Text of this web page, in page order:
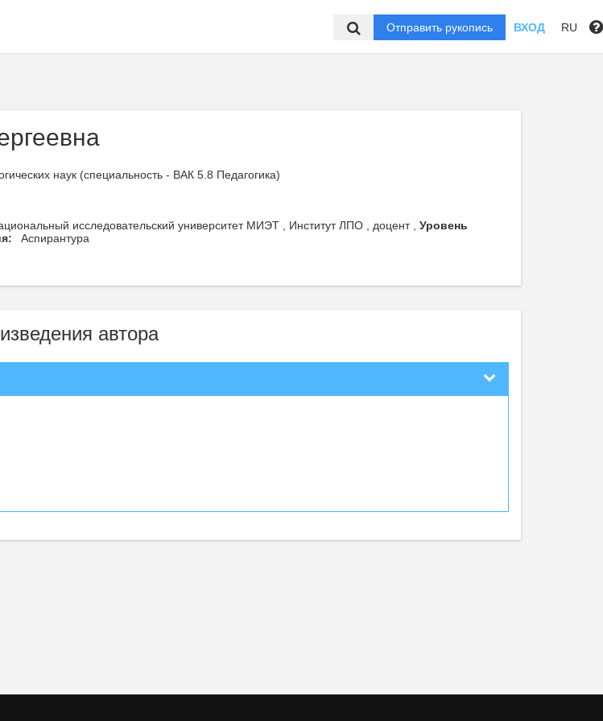
Отправить рукопись ВХОД RU
наук (специальность - ВАК 5.8 Педагогика)
исследовательский университет МИЭТ , Институт ЛПО , доцент , Уровень
Аспирантура
автора